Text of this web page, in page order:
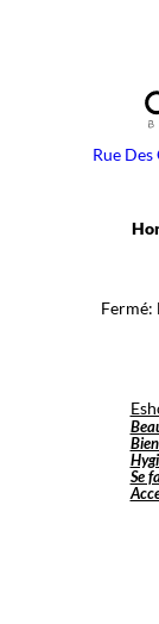
Rue
Fermé:
Se